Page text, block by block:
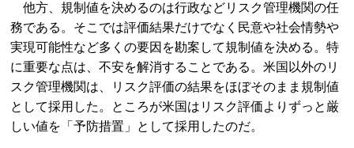
他方、規制値を決めるのは行政などリスク管理機関の任
務である。そこでは評価結果だけでなく民意や社会情勢や
実現可能性など多くの要因を勘案して規制値を決める。特
に重要な点は、不安を解消することである。米国以外のリ
スク管理機関は、リスク評価の結果をほぼそのまま規制値
として採用した。ところが米国はリスク評価よりずっと厳
しい値を「予防措置」として採用したのだ。